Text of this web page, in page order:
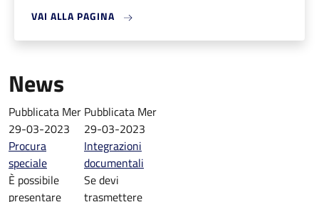
VAI ALLA PAGINA
News
Pubblicata Mer
29-03-2023
Procura
speciale
È possibile
presentare
Pubblicata Mer
29-03-2023
Integrazioni
documentali
Se devi
trasmettere